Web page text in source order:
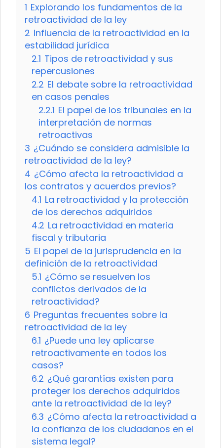
1 Explorando los fundamentos de la
retroactividad de la ley
2 Influencia de la retroactividad en la
estabilidad jurídica
2.1 Tipos de retroactividad y sus
repercusiones
2.2 El debate sobre la retroactividad
en casos penales
2.2.1 El papel de los tribunales en la
interpretación de normas
retroactivas
3 ¿Cuándo se considera admisible la
retroactividad de la ley?
4 ¿Cómo afecta la retroactividad a
los contratos y acuerdos previos?
4.1 La retroactividad y la protección
de los derechos adquiridos
4.2 La retroactividad en materia
fiscal y tributaria
5 El papel de la jurisprudencia en la
definición de la retroactividad
5.1 ¿Cómo se resuelven los
conflictos derivados de la
retroactividad?
6 Preguntas frecuentes sobre la
retroactividad de la ley
6.1 ¿Puede una ley aplicarse
retroactivamente en todos los
casos?
6.2 ¿Qué garantías existen para
proteger los derechos adquiridos
ante la retroactividad de la ley?
6.3 ¿Cómo afecta la retroactividad a
la confianza de los ciudadanos en el
sistema legal?